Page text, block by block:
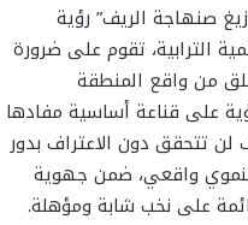
صنهاجة الريف” رؤية
الترابية، تقوم على ضرورة
من واقع المنطقة
على قناعة أساسية مفادها
لن تتحقق دون الاعتراف بدور
واقعي، ضمن جهوية
على نخب شابة ومؤهلة.